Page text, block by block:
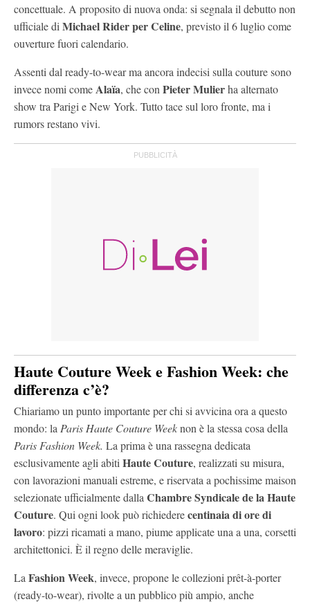
concettuale. A proposito di nuova onda: si segnala il debutto non
ufficiale di Michael Rider per Celine, previsto il 6 luglio come
ouverture fuori calendario.
Assenti dal ready-to-wear ma ancora indecisi sulla couture sono
invece nomi comeAlaïa, che con Pieter Mulierha alternato
show tra Parigi e New York. Tutto tace sul loro fronte, ma i
rumors restano vivi.
Haute Couture Week e Fashion Week: che
differenza c’è?
Chiariamo un punto importante per chi si avvicina ora a questo
mondo: laParis Haute Couture Weeknon è la stessa cosa della
Paris Fashion Week. La prima è una rassegna dedicata
esclusivamente agli abitiHaute Couture, realizzati su misura,
con lavorazioni manuali estreme, e riservata a pochissime maison
selezionate ufficialmente dallaChambre Syndicale de la Haute
Couture. Qui ogni look può richiederecentinaia di ore di
lavoro: pizzi ricamati a mano, piume applicate una a una, corsetti
architettonici. È il regno delle meraviglie.
LaFashion Week, invece, propone le collezioni prêt-à-porter
(ready-to-wear), rivolte a un pubblico più ampio, anche